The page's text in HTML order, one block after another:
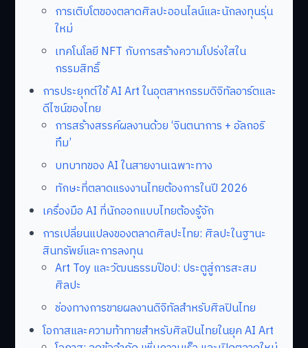
การเติบโตของตลาดศิลปะออนไลน์และนักลงทุนรุ่น
ใหม่
เทคโนโลยี NFT กับการสร้างความโปร่งใสใน
กรรมสิทธิ์
การประยุกต์ใช้ AI Art ในอุตสาหกรรมดิจิทัลอาร์ตและ
ดีไซน์ของไทย
การสร้างสรรค์ผลงานด้วย ‘จินตนาการ + อัลกอริ
ทึม’
บทบาทของ AI ในสายงานเฉพาะทาง
ทักษะที่ตลาดแรงงานไทยต้องการในปี 2026
เครื่องมือ AI ที่นักออกแบบไทยต้องรู้จัก
การเปลี่ยนแปลงของตลาดศิลปะไทย: ศิลปะในฐานะ
สินทรัพย์และการลงทุน
Art Toy และวัฒนธรรมป๊อป: ประตูสู่การสะสม
ศิลปะ
ช่องทางการขายผลงานดิจิทัลสำหรับศิลปินไทย
โอกาสและความท้าทายสำหรับศิลปินไทยในยุค AI Art